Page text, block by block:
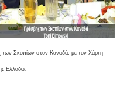
των Σκοπίων στον Καναδά, με τον Χάρτη
Ελλάδας